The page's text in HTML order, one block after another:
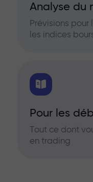
Analyse du
Prévisions
les indices
Pour les
Tout ce dont
en trading